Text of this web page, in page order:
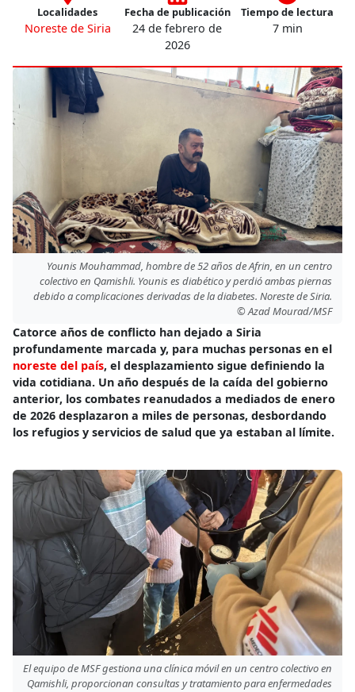
Localidades
Noreste de Siria
Fecha de publicación
24 de febrero de
2026
Tiempo de lectura
7 min
Younis Mouhammad, hombre de 52 años de Afrin, en un centro
colectivo en Qamishli. Younis es diabético y perdió ambas piernas
debido a complicaciones derivadas de la diabetes. Noreste de Siria.
© Azad Mourad/MSF
Catorce años de conflicto han dejado a Siria
profundamente marcada y, para muchas personas en el
noreste del país, el desplazamiento sigue definiendo la
vida cotidiana. Un año después de la caída del gobierno
anterior, los combates reanudados a mediados de enero
de 2026 desplazaron a miles de personas, desbordando
los refugios y servicios de salud que ya estaban al límite.
El equipo de MSF gestiona una clínica móvil en un centro colectivo en
Qamishli, proporcionan consultas y tratamiento para enfermedades